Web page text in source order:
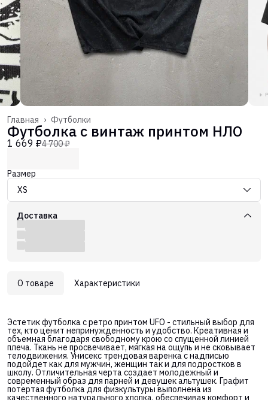
Футболки
Главная ›
Футболка с винтаж принтом НЛО
1 669 ₽4 700 ₽
Размер
XS
Доставка
О товаре Характеристики
Эстетик футболка с ретро принтом UFO - стильный выбор для
тех, кто ценит непринужденность и удобство. Креативная и
объемная благодаря свободному крою со спущенной линией
плеча. Ткань не просвечивает, мягкая на ощупь и не сковывает
телодвижения. Унисекс трендовая варенка с надписью
подойдет как для мужчин, женщин так и для подростков в
школу. Отличительная черта создает молодежный и
современный образ для парней и девушек альтушек. Графит
потертая футболка для физкультуры выполнена из
качественного натурального хлопка, обеспечивая комфорт и